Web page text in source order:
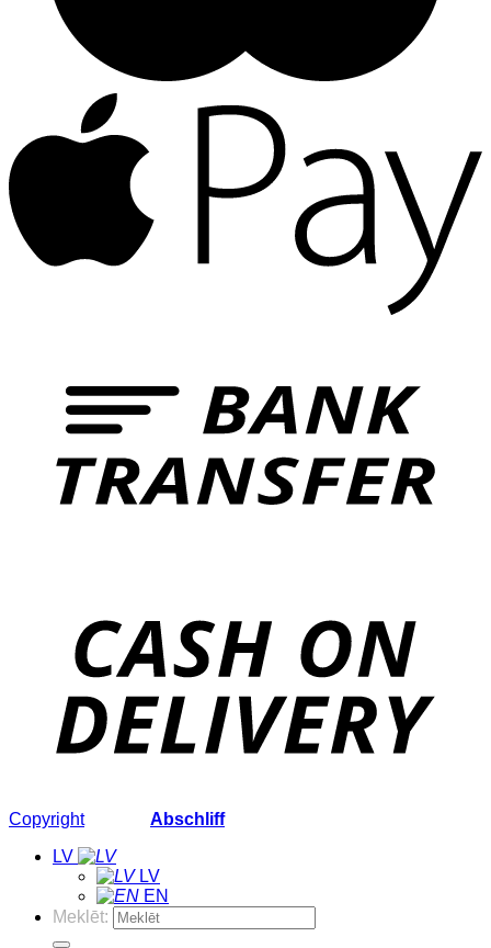
Copyright2026 © Abschliff
LV
LV
EN
Meklēt: